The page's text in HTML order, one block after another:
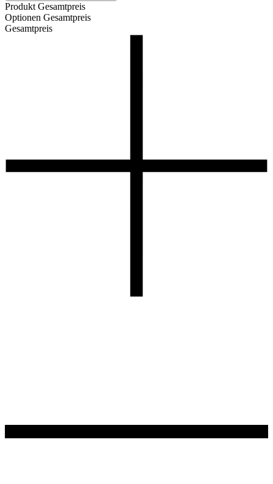
Produkt Gesamtpreis
Optionen Gesamtpreis
Gesamtpreis